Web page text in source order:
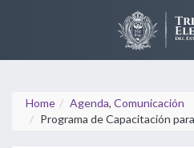
Home Agenda, Comunicación
Programa de Capacitación